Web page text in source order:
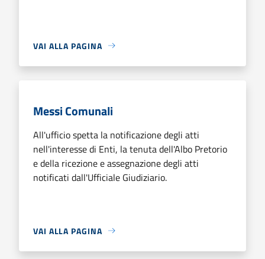
VAI ALLA PAGINA
Messi Comunali
All'ufficio spetta la notificazione degli atti
nell'interesse di Enti, la tenuta dell'Albo Pretorio
e della ricezione e assegnazione degli atti
notificati dall'Ufficiale Giudiziario.
VAI ALLA PAGINA